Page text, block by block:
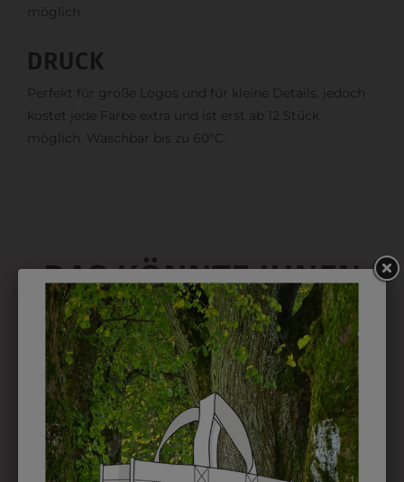
möglich.
DRUCK
Perfekt für große Logos und für kleine Details, jedoch
kostet jede Farbe extra und ist erst ab 12 Stück
möglich. Waschbar bis zu 60°C.
DAS KÖNNTE IHNEN
AUCH GEFALLEN